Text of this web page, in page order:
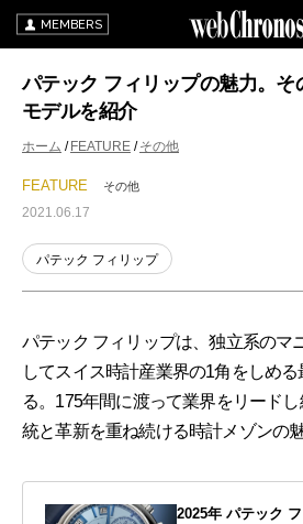
MEMBERS
パテック フィリップの魅力。そ
モデルを紹介
ホーム FEATURE その他
FEATURE その他
2021.06.17
パテック フィリップ
パテック フィリップは、独立系のマ
してスイス時計産業界の1角をしめ
る。175年間に渡って業界をリード
統と革新を重ね続ける時計メゾンの
2025年 パテック